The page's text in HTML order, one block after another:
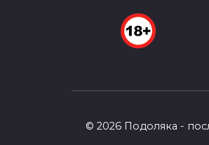
© 2026 Подоляка -